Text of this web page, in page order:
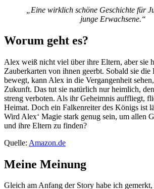
„Eine wirklich schöne Geschichte für
junge Erwachsene.“
Worum geht es?
Alex weiß nicht viel über ihre Eltern, aber sie
Zauberkarten von ihnen geerbt. Sobald sie die
bewegt, kann Alex in die Vergangenheit
Zukunft. Das tut sie natürlich nur heimlich,
streng verboten. Als ihr Geheimnis auffliegt,
Heimat. Doch ein Falkenreiter des Königs ist
Wird Alex‘ Magie stark genug sein, um allen
und ihre Eltern zu finden?
Quelle: Amazon.de
Meine Meinung
Gleich am Anfang der Story habe ich gemerkt,